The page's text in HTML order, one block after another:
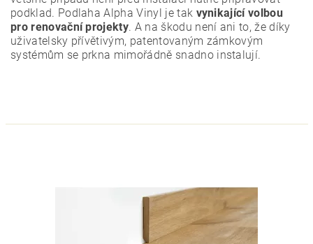
podklad. Podlaha Alpha Vinyl je tak vynikající volbou
pro renovační projekty. A na škodu není ani to, že díky
uživatelsky přívětivým, patentovaným zámkovým
systémům se prkna mimořádně snadno instalují.